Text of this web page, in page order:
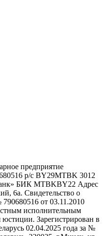
для окрашивания волос
65Б, офис 1509
предприятие
р/с BY29MTBK 3012
БИК MTBKBY22 Адрес
6а. Свидетельство о
от 03.11.2010
исполнительным
Зарегистрирован в
02.04.2025 года за №